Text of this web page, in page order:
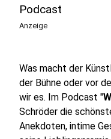
Podcast
Anzeige
Was macht der
der Bühne oder vor
wir es. Im Podcast "
Schröder die
Anekdoten, intime